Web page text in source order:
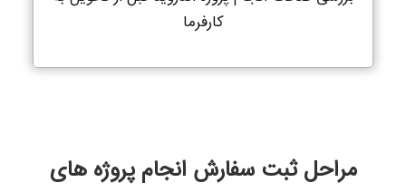
کارفرما
مراحل ثبت سفارش انجام پروژه های